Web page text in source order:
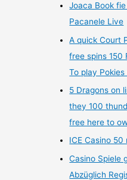
Joaca Book
Pacanele Live
A quick Court
free spins 150
To play
5 Dragons on
they 100
free here to
ICE Casino
Casino Spiele
Abzüglich